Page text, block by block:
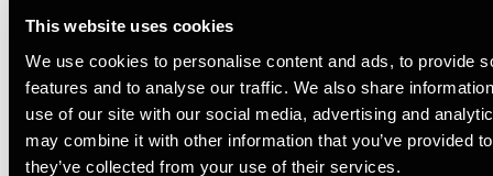
This website uses cookies
We use cookies to personalise content and ads, to provide
features and to analyse our traffic. We also share
use of our site with our social media, advertising and
may combine it with other information that you’ve provided
they’ve collected from your use of their services.
kun vigtigt at have en god idé – virksomheden skal også
både de økonomiske nøgletal og den strategiske plan for,
hvordan kapitalen skal anvendes.
”Det er ligesom at sælge et hus. Det skal være
præsentabelt, gennemskueligt og i orden, så investorerne